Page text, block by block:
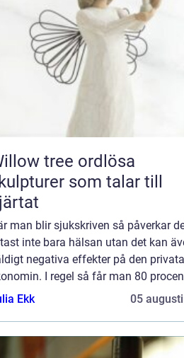
tree ordlösa
som talar till
man blir sjukskriven så påverkar
inte bara hälsan utan det kan
negativa effekter på den privata
I regel så får man 80
lön när man inte kan arbeta på
Ekk 05